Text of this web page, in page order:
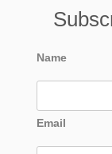
Name
Email